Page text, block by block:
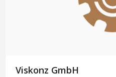
Viskonz GmbH